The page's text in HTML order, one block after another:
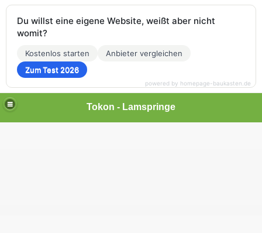
Tokon - Lamspringe
Du willst eine eigene Website, weißt aber nicht
womit?
Kostenlos starten
Anbieter vergleichen
Zum Test 2026
powered by homepage-baukasten.de